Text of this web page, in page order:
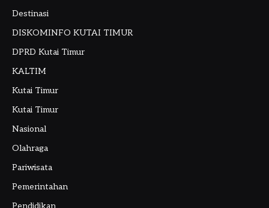
Destinasi
DISKOMINFO KUTAI TIMUR
DPRD Kutai Timur
KALTIM
Kutai Timur
Kutai Timur
Nasional
Olahraga
Pariwisata
Pemerintahan
Pendidikan